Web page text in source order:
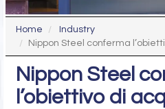
Home
Industry
Nippon Steel conferma
Nippon Steel
l’obiettivo di